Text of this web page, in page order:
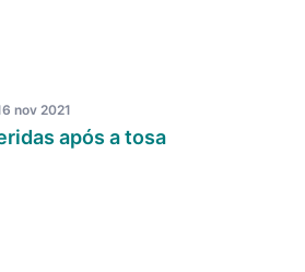
nov 2021
após a tosa